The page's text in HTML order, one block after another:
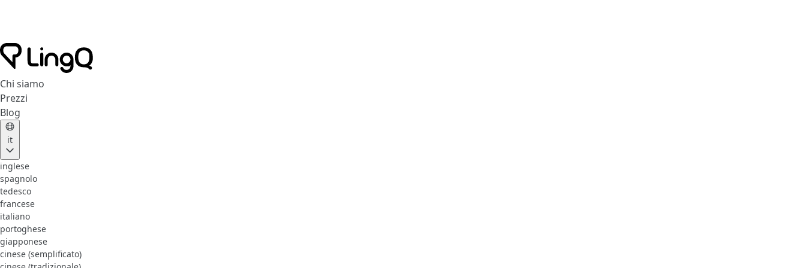
Chi siamo
Prezzi
Blog
it
inglese
spagnolo
tedesco
francese
italiano
portoghese
giapponese
cinese (semplificato)